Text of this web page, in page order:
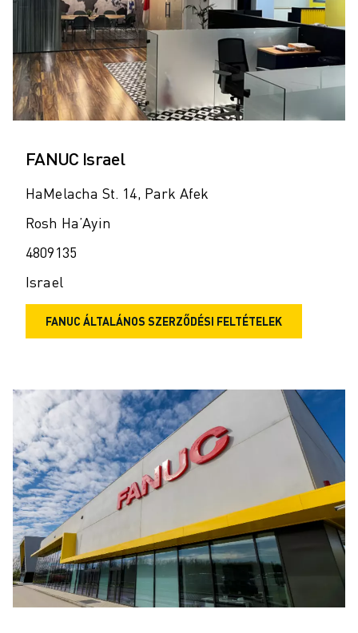
FANUC Israel
HaMelacha St. 14, Park Afek
Rosh Ha’Ayin
4809135
Israel
FANUC ÁLTALÁNOS SZERZŐDÉSI FELTÉTELEK